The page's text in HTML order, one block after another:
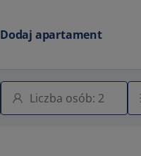
Dodaj apartament